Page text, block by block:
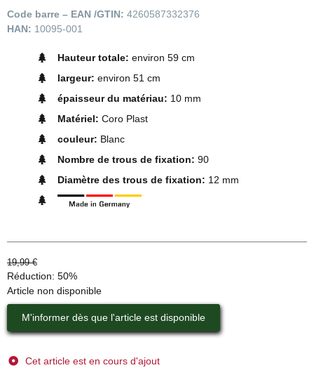
Code barre – EAN /GTIN: 4260587332376
HAN: 10095-001
Hauteur totale: environ 59 cm
largeur: environ 51 cm
épaisseur du matériau: 10 mm
Matériel: Coro Plast
couleur: Blanc
Nombre de trous de fixation: 90
Diamètre des trous de fixation: 12 mm
19,99 €
Réduction: 50%
Article non disponible
M'informer dès que l'article est disponible
Cet article est en cours d'ajout